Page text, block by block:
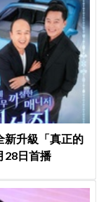
新升級「真正的
28日首播